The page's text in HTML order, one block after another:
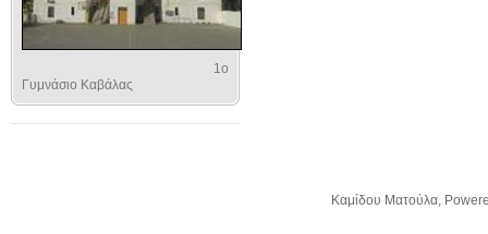
1ο
Γυμνάσιο Καβάλας
Kαμίδου Ματούλα,